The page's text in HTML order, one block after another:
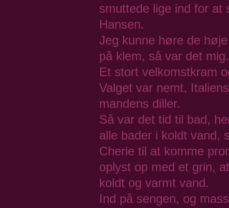
smuttede lige ind for at
Hansen.
Jeg kunne høre de
på klem, så var det mig.
Et stort velkomstkram
Valget var nemt,
mandens diller.
Så var det tid til bad,
alle bader i koldt vand,
Cherie til at komme
oplyst op med et grin,
koldt og varmt vand.
Ind på sengen, og